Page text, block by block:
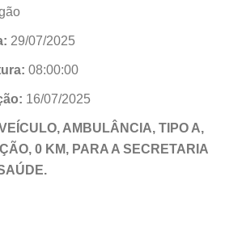
29/07/2025
08:00:00
16/07/2025
AMBULÂNCIA, TIPO A,
0 KM, PARA A SECRETARIA